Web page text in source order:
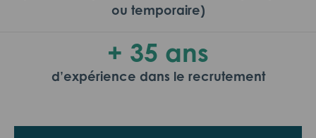
ou temporaire)
+ 35 ans
d’expérience dans le recrutement